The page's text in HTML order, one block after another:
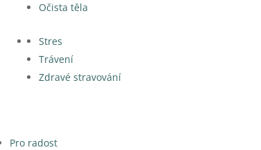
Očista těla
Stres
Trávení
Zdravé stravování
Pro radost